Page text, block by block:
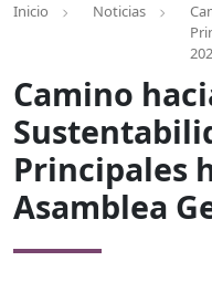
Inicio Noticias
Camino
Principales
Asamblea